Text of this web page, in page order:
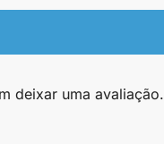
deixar uma avaliação.